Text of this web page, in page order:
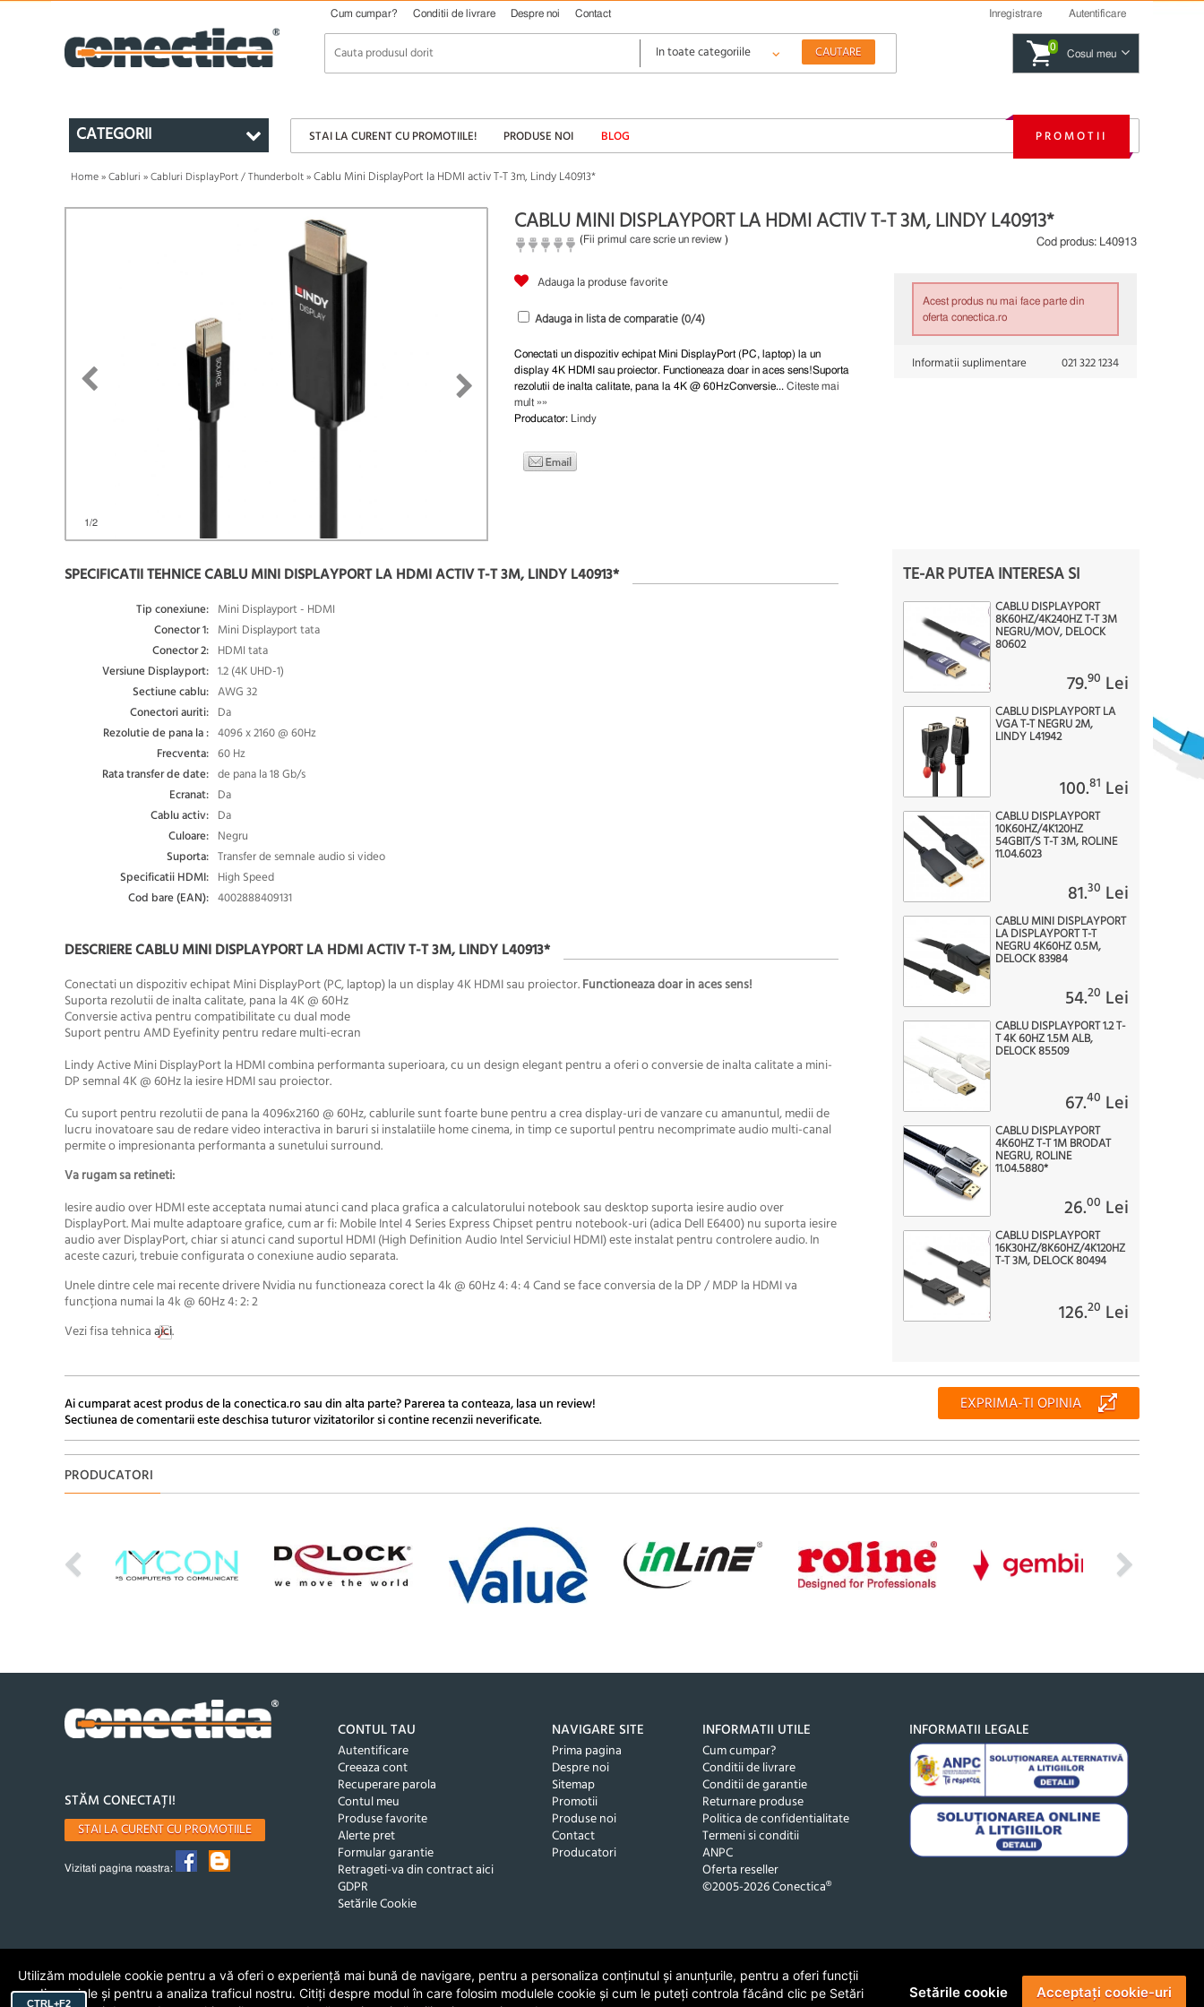
CTRL+F2
Cum cumpar? Conditii de livrare Despre noi Contact Inregistrare Autentificare
0
Cosul meu
CATEGORII STAI LA CURENT CU PROMOTIILE! PRODUSE NOI BLOG PROMOTII
Home»Cabluri »Cabluri DisplayPort / Thunderbolt»Cablu Mini DisplayPort la HDMI activ T-T 3m, Lindy L40913*
1/2
CABLU MINI DISPLAYPORT LA HDMI ACTIV T-T 3M, LINDY L40913*
(Fii primul care scrie un review ) Cod produs: L40913
Adauga la produse favorite
Adauga in lista de comparatie (0/4)
Conectati un dispozitiv echipat Mini DisplayPort (PC, laptop) la un
display 4K HDMI sau proiector. Functioneaza doar in aces sens!Suporta
rezolutii de inalta calitate, pana la 4K @ 60HzConversie... Citeste mai
mult »»
Producator: Lindy
Acest produs nu mai face parte din
oferta conectica.ro
Informatii suplimentare 021 322 1234
SPECIFICATII TEHNICE CABLU MINI DISPLAYPORT LA HDMI ACTIV T-T 3M, LINDY L40913*
Tip conexiune: Mini Displayport - HDMI
Conector 1: Mini Displayport tata
Conector 2: HDMI tata
Versiune Displayport: 1.2 (4K UHD-1)
Sectiune cablu: AWG 32
Conectori auriti: Da
Rezolutie de pana la : 4096 x 2160 @ 60Hz
Frecventa: 60 Hz
Rata transfer de date: de pana la 18 Gb/s
Ecranat: Da
Cablu activ: Da
Culoare: Negru
Suporta: Transfer de semnale audio si video
Specificatii HDMI: High Speed
Cod bare (EAN): 4002888409131
DESCRIERE CABLU MINI DISPLAYPORT LA HDMI ACTIV T-T 3M, LINDY L40913*
Conectati un dispozitiv echipat Mini DisplayPort (PC, laptop) la un display 4K HDMI sau proiector.Functioneaza doar in aces sens!
Suporta rezolutii de inalta calitate, pana la 4K @ 60Hz
Conversie activa pentru compatibilitate cu dual mode
Suport pentru AMD Eyefinity pentru redare multi-ecran
Lindy Active Mini DisplayPort la HDMI combina performanta superioara, cu un design elegant pentru a oferi o conversie de inalta calitate a mini-
DP semnal 4K @ 60Hz la iesire HDMI sau proiector.
Cu suport pentru rezolutii de pana la 4096x2160 @ 60Hz, cablurile sunt foarte bune pentru a crea display-uri de vanzare cu amanuntul, medii de
lucru inovatoare sau de redare video interactiva in baruri si instalatiile home cinema, in timp ce suportul pentru necomprimate audio multi-canal
permite o impresionanta performanta a sunetului surround.
Va rugam sa retineti:
Iesire audio over HDMI este acceptata numai atunci cand placa grafica a calculatorului notebook sau desktop suporta iesire audio over
DisplayPort. Mai multe adaptoare grafice, cum ar fi: Mobile Intel 4 Series Express Chipset pentru notebook-uri (adica Dell E6400) nu suporta iesire
audio aver DisplayPort, chiar si atunci cand suportul HDMI (High Definition Audio Intel Serviciul HDMI) este instalat pentru controlere audio. In
aceste cazuri, trebuie configurata o conexiune audio separata.
Unele dintre cele mai recente drivere Nvidia nu functioneaza corect la 4k @ 60Hz 4: 4: 4 Cand se face conversia de la DP / MDP la HDMI va
funcționa numai la 4k @ 60Hz 4: 2: 2
Vezi fisa tehnicaaici.
TE-AR PUTEA INTERESA SI
CABLU DISPLAYPORT
8K60HZ/4K240HZ T-T 3M
NEGRU/MOV, DELOCK
80602
79.90 Lei
CABLU DISPLAYPORT LA
VGA T-T NEGRU 2M,
LINDY L41942
100.81 Lei
CABLU DISPLAYPORT
10K60HZ/4K120HZ
54GBIT/S T-T 3M, ROLINE
11.04.6023
81.30 Lei
CABLU MINI DISPLAYPORT
LA DISPLAYPORT T-T
NEGRU 4K60HZ 0.5M,
DELOCK 83984
54.20 Lei
CABLU DISPLAYPORT 1.2 T-
T 4K 60HZ 1.5M ALB,
DELOCK 85509
67.40 Lei
CABLU DISPLAYPORT
4K60HZ T-T 1M BRODAT
NEGRU, ROLINE
11.04.5880*
26.00 Lei
CABLU DISPLAYPORT
16K30HZ/8K60HZ/4K120HZ
T-T 3M, DELOCK 80494
126.20 Lei
Ai cumparat acest produs de la conectica.ro sau din alta parte? Parerea ta conteaza, lasa un review!
Sectiunea de comentarii este deschisa tuturor vizitatorilor si contine recenzii neverificate.
EXPRIMA-TI OPINIA
PRODUCATORI
STĂM CONECTAȚI!
STAI LA CURENT CU PROMOTIILE
Vizitati pagina noastra:
CONTUL TAU
Autentificare
Creeaza cont
Recuperare parola
Contul meu
Produse favorite
Alerte pret
Formular garantie
Retrageti-va din contract aici
GDPR
Setările Cookie
NAVIGARE SITE
Prima pagina
Despre noi
Sitemap
Promotii
Produse noi
Contact
Producatori
INFORMATII UTILE
Cum cumpar?
Conditii de livrare
Conditii de garantie
Returnare produse
Politica de confidentialitate
Termeni si conditii
ANPC
Oferta reseller
©2005-2026 Conectica®
INFORMATII LEGALE
Utilizăm modulele cookie pentru a vă oferi o experiență mai bună de navigare, pentru a personaliza conținutul și anunțurile, pentru a oferi funcții
media sociale și pentru a analiza traficul nostru. Citiți despre modul în care folosim modulele cookie și cum le puteți controla făcând clic pe Setări
Setările cookie Acceptați cookie-uri